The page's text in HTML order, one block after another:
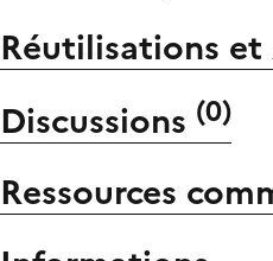
Réutilisations et
Discussions (0)
Ressources